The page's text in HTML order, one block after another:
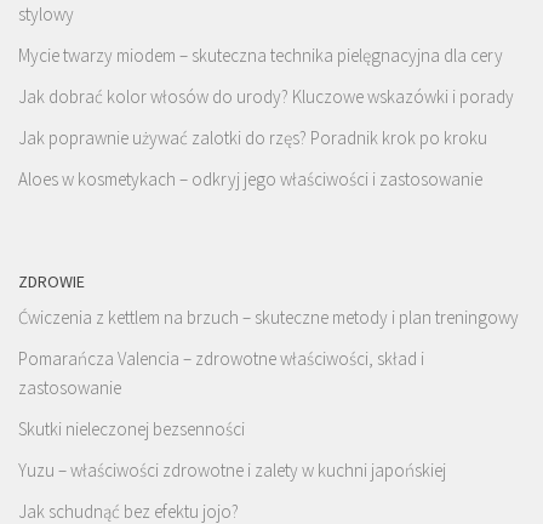
stylowy
Mycie twarzy miodem – skuteczna technika pielęgnacyjna dla cery
Jak dobrać kolor włosów do urody? Kluczowe wskazówki i porady
Jak poprawnie używać zalotki do rzęs? Poradnik krok po kroku
Aloes w kosmetykach – odkryj jego właściwości i zastosowanie
ZDROWIE
Ćwiczenia z kettlem na brzuch – skuteczne metody i plan treningowy
Pomarańcza Valencia – zdrowotne właściwości, skład i
zastosowanie
Skutki nieleczonej bezsenności
Yuzu – właściwości zdrowotne i zalety w kuchni japońskiej
Jak schudnąć bez efektu jojo?